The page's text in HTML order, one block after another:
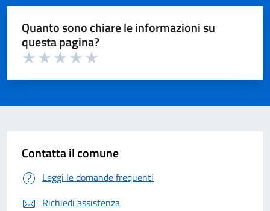
Quanto sono chiare le informazioni su
questa pagina?
Contatta il comune
Leggi le domande frequenti
Richiedi assistenza